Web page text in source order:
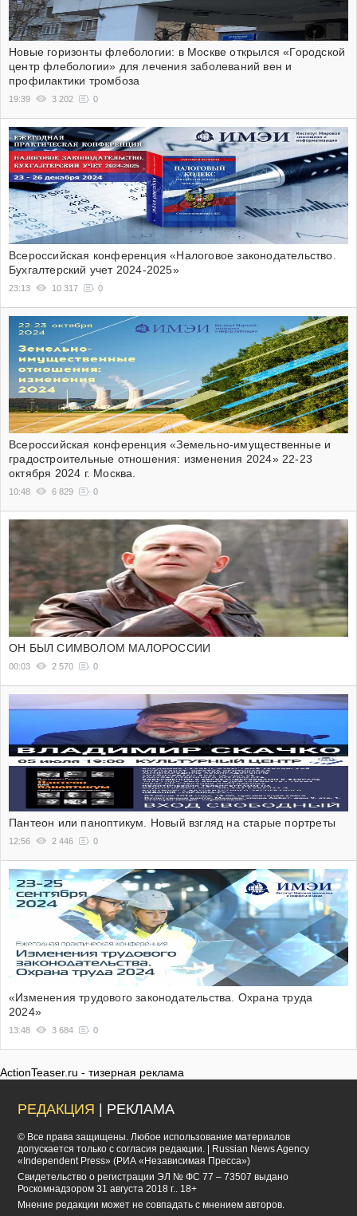
Новые горизонты флебологии: в Москве открылся «Городской
центр флебологии» для лечения заболеваний вен и
профилактики тромбоза
19:39 3 202 0
Всероссийская конференция «Налоговое законодательство.
Бухгалтерский учет 2024-2025»
23:13 10 317 0
Всероссийская конференция «Земельно-имущественные и
градостроительные отношения: изменения 2024» 22-23
октября 2024 г. Москва.
10:48 6 829 0
ОН БЫЛ СИМВОЛОМ МАЛОРОССИИ
00:03 2 570 0
Пантеон или паноптикум. Новый взгляд на старые портреты
12:56 2 446 0
«Изменения трудового законодательства. Охрана труда
2024»
13:48 3 684 0
ActionTeaser.ru - тизерная реклама
РЕДАКЦИЯ | РЕКЛАМА
© Все права защищены. Любое использование материалов
допускается только с согласия редакции. | Russian News Agency
«Independent Press» (РИА «Независимая Пресса»)
Cвидетельство о регистрации ЭЛ № ФС 77 – 73507 выдано
Роскомнадзором 31 августа 2018 г.. 18+
Мнение редакции может не совпадать с мнением авторов.